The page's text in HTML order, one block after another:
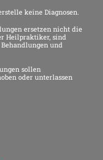
keine Diagnosen.
ersetzen nicht die
Heilpraktiker, sind
und
sollen
oder unterlassen